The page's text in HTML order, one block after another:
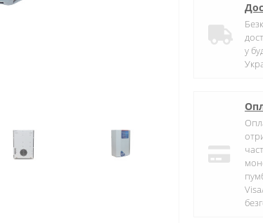
у